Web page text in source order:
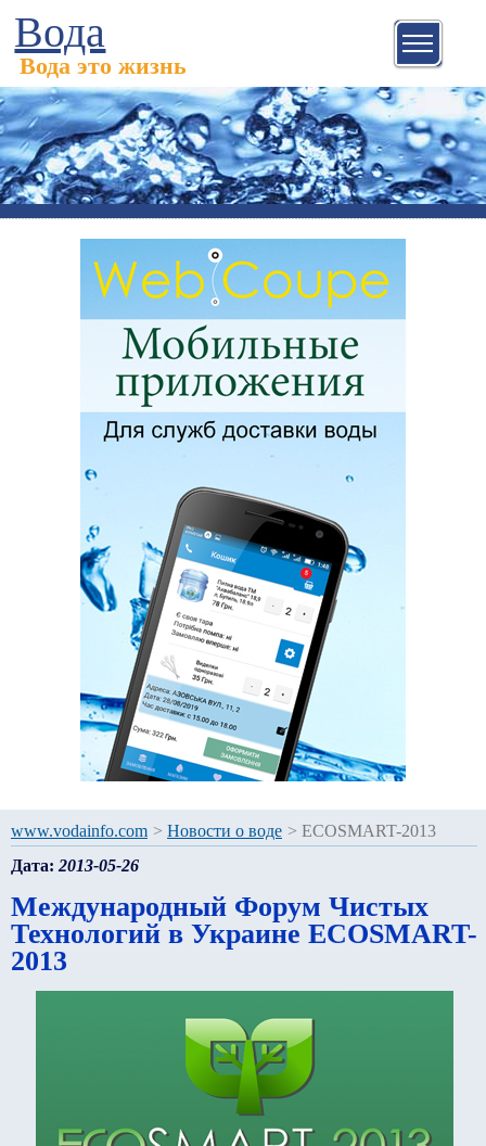
Вода
Вода это жизнь
www.vodainfo.com > Новости о воде > ECOSMART-2013
Дата: 2013-05-26
Международный Форум Чистых
Технологий в Украине ECOSMART-
2013